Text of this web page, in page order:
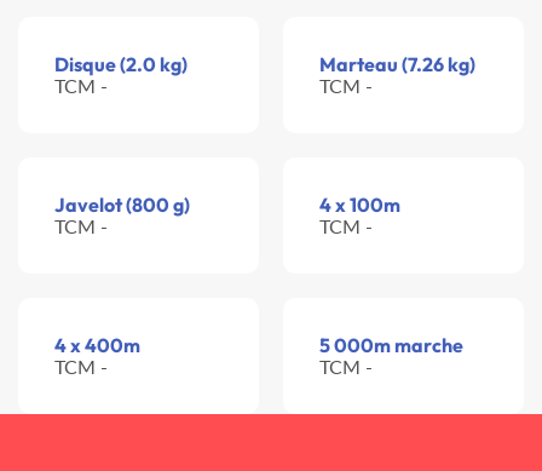
Disque (2.0 kg)
TCM -
Marteau (7.26 kg)
TCM -
Javelot (800 g)
TCM -
4 x 100m
TCM -
4 x 400m
TCM -
5 000m marche
TCM -